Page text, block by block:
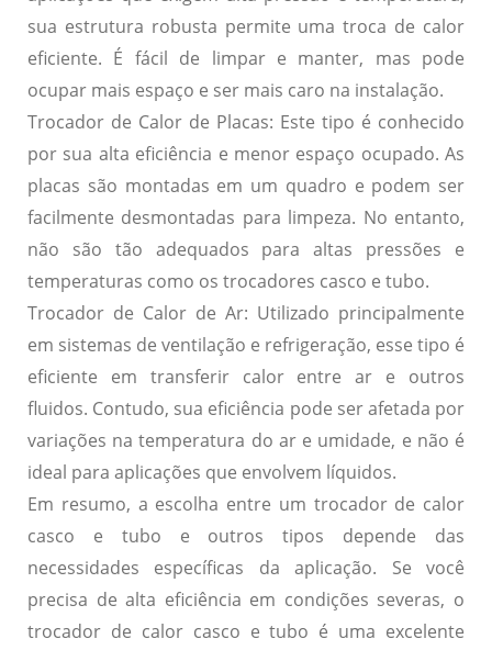
sua estrutura robusta permite uma troca de calor
eficiente. É fácil de limpar e manter, mas pode
ocupar mais espaço e ser mais caro na instalação.
Trocador de Calor de Placas: Este tipo é conhecido
por sua alta eficiência e menor espaço ocupado. As
placas são montadas em um quadro e podem ser
facilmente desmontadas para limpeza. No entanto,
não são tão adequados para altas pressões e
temperaturas como os trocadores casco e tubo.
Trocador de Calor de Ar: Utilizado principalmente
em sistemas de ventilação e refrigeração, esse tipo é
eficiente em transferir calor entre ar e outros
fluidos. Contudo, sua eficiência pode ser afetada por
variações na temperatura do ar e umidade, e não é
ideal para aplicações que envolvem líquidos.
Em resumo, a escolha entre um trocador de calor
casco e tubo e outros tipos depende das
necessidades específicas da aplicação. Se você
precisa de alta eficiência em condições severas, o
trocador de calor casco e tubo é uma excelente